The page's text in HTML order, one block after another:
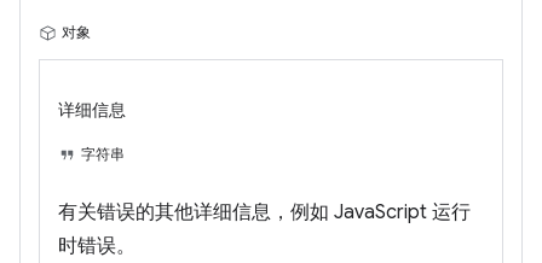
对象
详细信息
字符串
有关错误的其他详细信息，例如 JavaScript 运行
时错误。